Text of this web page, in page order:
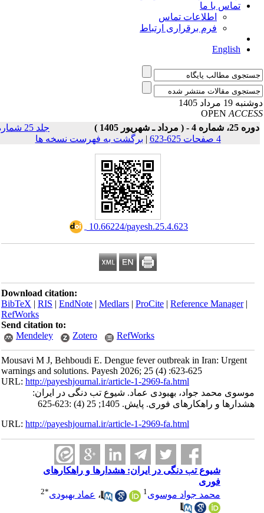
تماس با ما
اطلاعات تماس
فرم برقراری ارتباط
English
19 مرداد 1405
OPEN
شماره 4 - ( مرداد ـ شهریور 1405 )
جلد 25 شماره
|برگشت به فهرست نسخه ها
‎ 10.66224/payesh.25.4.623
Download citation:
BibTeX|RIS|EndNote|Medlars|ProCite|Reference Manager
RefWorks
Send citation to:
Mendeley
Zotero RefWorks
Mousavi M J, Behboudi E. Dengue fever outbreak in Iran: Urgent
warnings and solutions. Payesh 2026; 25 (4) :623-625
URL:http://payeshjournal.ir/article-1-2969-fa.html
موسوی محمد جواد، بهبودی عماد. شیوع تب دنگی در ایران:
هشدارها و راهکارهای فوری. پایش. 1405; 25 (4) :623-625
URL:http://payeshjournal.ir/article-1-2969-fa.html
شیوع تب دنگی در ایران: هشدارها و راهکارهای
فوری
محمد جواد موسوی1 ،عماد بهبودی*
2